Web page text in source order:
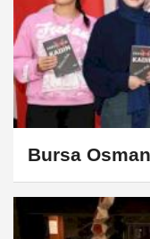
Bursa